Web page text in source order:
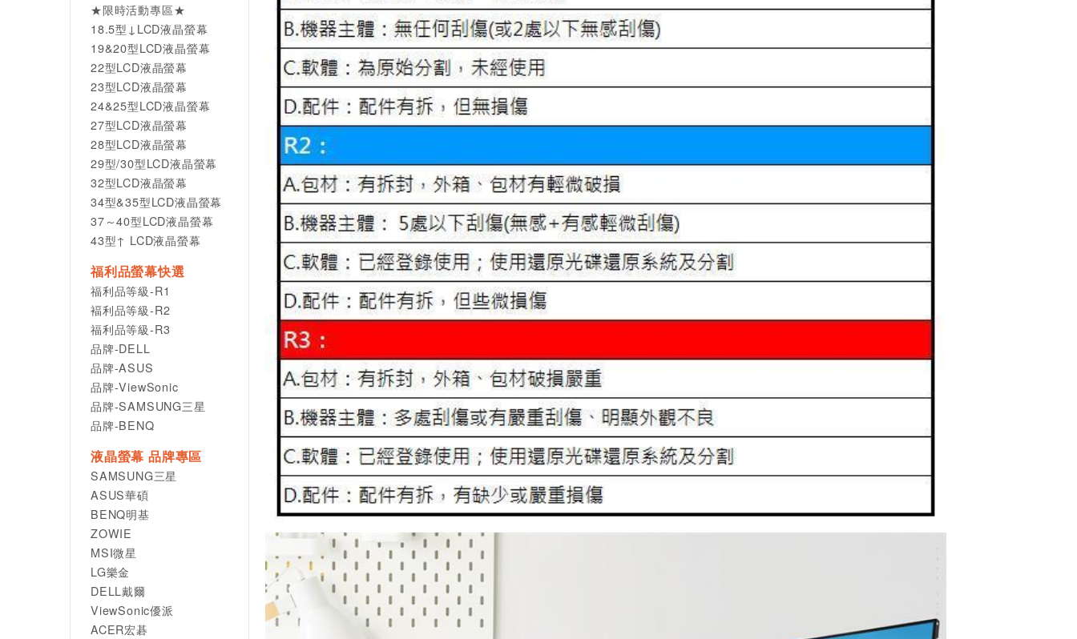
★限時活動專區★
18.5型↓LCD液晶螢幕
19&20型LCD液晶螢幕
22型LCD液晶螢幕
23型LCD液晶螢幕
24&25型LCD液晶螢幕
27型LCD液晶螢幕
28型LCD液晶螢幕
29型/30型LCD液晶螢幕
32型LCD液晶螢幕
34型&35型LCD液晶螢幕
37～40型LCD液晶螢幕
43型↑ LCD液晶螢幕
福利品螢幕快選
福利品等級-R1
褔利品等級-R2
福利品等級-R3
品牌-DELL
品牌-ASUS
品牌-ViewSonic
品牌-SAMSUNG三星
品牌-BENQ
液晶螢幕 品牌專區
SAMSUNG三星
ASUS華碩
BENQ明基
ZOWIE
MSI微星
LG樂金
DELL戴爾
ViewSonic優派
ACER宏碁